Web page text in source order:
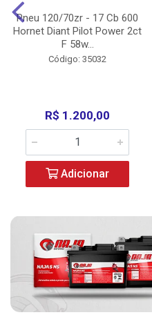
Pneu 120/70zr - 17 Cb 600
Hornet Diant Pilot Power 2ct
F 58w...
Código: 35032
R$ 1.200,00
Adicionar